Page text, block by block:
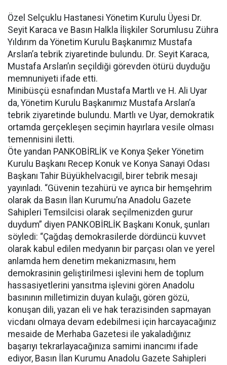
Özel Selçuklu Hastanesi Yönetim Kurulu Üyesi Dr.
Seyit Karaca ve Basın Halkla İlişkiler Sorumlusu Zühra
Yıldırım da Yönetim Kurulu Başkanımız Mustafa
Arslan’a tebrik ziyaretinde bulundu. Dr. Seyit Karaca,
Mustafa Arslan’ın seçildiği görevden ötürü duyduğu
memnuniyeti ifade etti.
Minibüsçü esnafından Mustafa Martlı ve H. Ali Uyar
da, Yönetim Kurulu Başkanımız Mustafa Arslan’a
tebrik ziyaretinde bulundu. Martlı ve Uyar, demokratik
ortamda gerçekleşen seçimin hayırlara vesile olması
temennisini iletti.
Öte yandan PANKOBİRLİK ve Konya Şeker Yönetim
Kurulu Başkanı Recep Konuk ve Konya Sanayi Odası
Başkanı Tahir Büyükhelvacıgil, birer tebrik mesajı
yayınladı. “Güvenin tezahürü ve ayrıca bir hemşehrim
olarak da Basın İlan Kurumu’na Anadolu Gazete
Sahipleri Temsilcisi olarak seçilmenizden gurur
duydum” diyen PANKOBİRLİK Başkanı Konuk, şunları
söyledi: “Çağdaş demokrasilerde dördüncü kuvvet
olarak kabul edilen medyanın bir parçası olan ve yerel
anlamda hem denetim mekanizmasını, hem
demokrasinin geliştirilmesi işlevini hem de toplum
hassasiyetlerini yansıtma işlevini gören Anadolu
basınının milletimizin duyan kulağı, gören gözü,
konuşan dili, yazan eli ve hak terazisinden sapmayan
vicdanı olmaya devam edebilmesi için harcayacağınız
mesaide de Merhaba Gazetesi ile yakaladığınız
başarıyı tekrarlayacağınıza samimi inancımı ifade
ediyor, Basın İlan Kurumu Anadolu Gazete Sahipleri